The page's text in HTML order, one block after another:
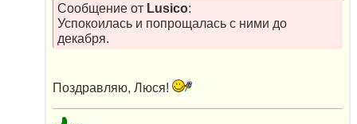
Сообщение от Lusico:
Успокоилась и попрощалась с ними до
декабря.
Поздравляю, Люся!